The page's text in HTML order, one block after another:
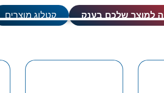
קטלוג מוצרים למוצר שלכם בענק